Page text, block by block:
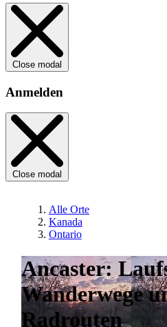
Close modal
Anmelden
Close modal
Alle Orte
Kanada
Ontario
Ancaster:
Wanderwege
Radrouten